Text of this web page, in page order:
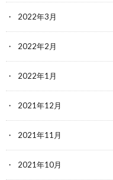
2022年3月
2022年2月
2022年1月
2021年12月
2021年11月
2021年10月